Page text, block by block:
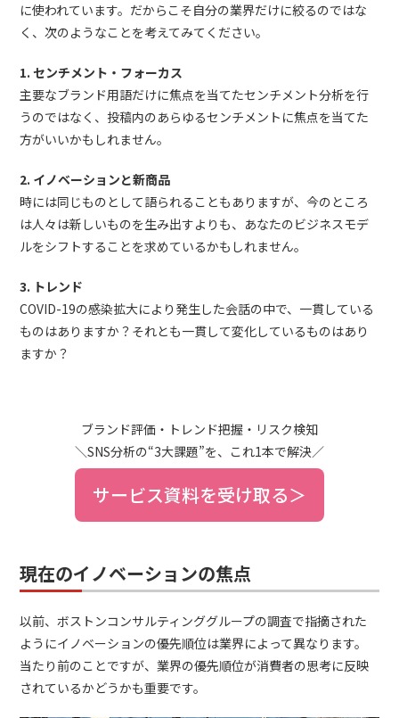
に使われています。だからこそ自分の業界だけに絞るのではな
く、次のようなことを考えてみてください。
1. センチメント・フォーカス
主要なブランド用語だけに焦点を当てたセンチメント分析を行
うのではなく、投稿内のあらゆるセンチメントに焦点を当てた
方がいいかもしれません。
2. イノベーションと新商品
時には同じものとして語られることもありますが、今のところ
は人々は新しいものを生み出すよりも、あなたのビジネスモデ
ルをシフトすることを求めているかもしれません。
3. トレンド
COVID-19の感染拡大により発生した会話の中で、一貫している
ものはありますか？それとも一貫して変化しているものはあり
ますか？
ブランド評価・トレンド把握・リスク検知
＼SNS分析の“3大課題”を、これ1本で解決／
サービス資料を受け取る＞
現在のイノベーションの焦点
以前、ボストンコンサルティンググループの調査で指摘された
ようにイノベーションの優先順位は業界によって異なります。
当たり前のことですが、業界の優先順位が消費者の思考に反映
されているかどうかも重要です。